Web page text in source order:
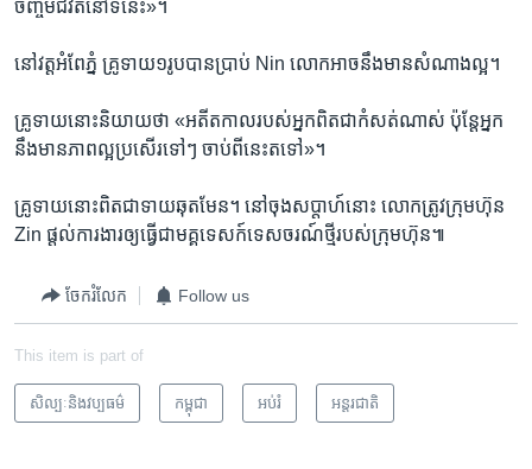
ចិញ្ចឹម​ជីវិត​នៅ​ទី​នេះ»។
នៅ​វត្ត​អំពែភ្នំ គ្រូ​ទាយ​១រូប​បាន​ប្រាប់ Nin លោក​អាច​នឹង​មាន​សំណាង​ល្អ។
គ្រូ​ទាយ​នោះ​និយាយ​ថា «អតីតកាល​របស់​អ្នក​ពិត​ជា​កំសត់​ណាស់ ប៉ុន្តែ​អ្នក​
នឹង​មាន​ភាព​ល្អ​ប្រសើរ​ទៅៗ ចាប់​ពី​នេះ​តទៅ»។
គ្រូ​ទាយ​នោះ​ពិត​ជា​ទាយ​ឆុត​មែន។ ​នៅ​ចុង​សប្តាហ៍​នោះ លោក​ត្រូវ​ក្រុមហ៊ុន
Zin ផ្តល់​ការងារ​ឲ្យ​ធ្វើ​ជា​មគ្គទេសក៍​ទេសចរណ៍​ថ្មី​របស់​ក្រុមហ៊ុន៕
ចែករំលែក Follow us
This item is part of
សិល្បៈនិងវប្បធម៌ កម្ពុជា អប់រំ អន្តរជាតិ